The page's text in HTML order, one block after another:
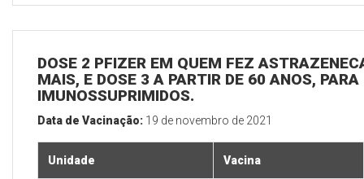
DOSE 2 PFIZER EM QUEM FEZ
MAIS, E DOSE 3 A PARTIR DE 60 ANOS,
IMUNOSSUPRIMIDOS.
Data de Vacinação: 19 de novembro de 2021
Unidade Vacina